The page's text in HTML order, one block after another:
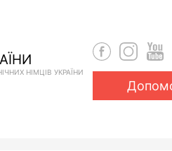
НІМЦІВ УКРАЇНИ